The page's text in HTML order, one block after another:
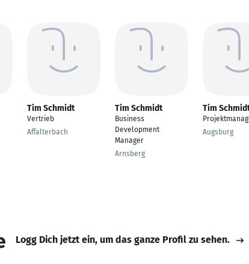
Tim Schmidt
Vertrieb
Affalterbach
Tim Schmidt
Business
Development
Manager
Arnsberg
Tim
Augsburg
Logg Dich jetzt ein, um das ganze Profil zu sehen.